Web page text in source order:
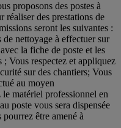
proposons des postes à
réaliser des prestations de
seront les suivantes :
nettoyage à effectuer sur
la fiche de poste et les
Vous respectez et appliquez
sur des chantiers; Vous
au moyen
matériel professionnel en
poste vous sera dispensée
être amené à